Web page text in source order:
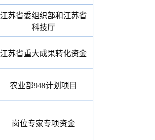
江苏省委组织部和江苏省
科技厅
江苏省重大成果转化资金
农业部948计划项目
岗位专家专项资金